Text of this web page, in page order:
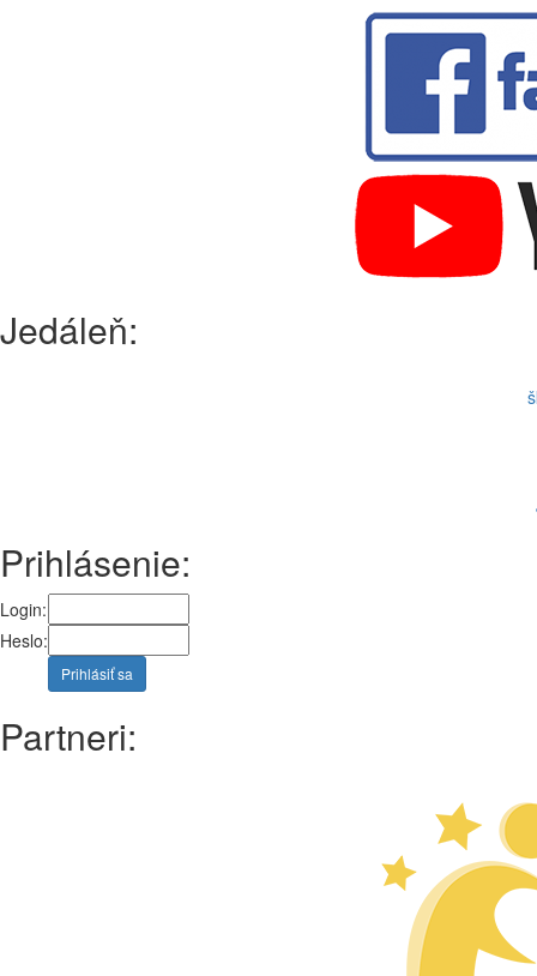
Jedáleň:
Prihlásenie:
Login:
Heslo:
Prihlásiť sa
Partneri: